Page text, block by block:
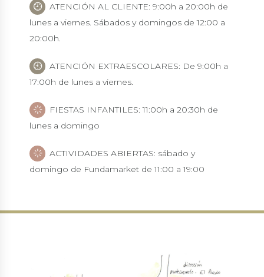
ATENCIÓN AL CLIENTE: 9:00h a 20:00h de
lunes a viernes. Sábados y domingos de 12:00 a
20:00h.
ATENCIÓN EXTRAESCOLARES: De 9:00h a
17:00h de lunes a viernes.
FIESTAS INFANTILES: 11:00h a 20:30h de
lunes a domingo
ACTIVIDADES ABIERTAS: sábado y
domingo de Fundamarket de 11:00 a 19:00